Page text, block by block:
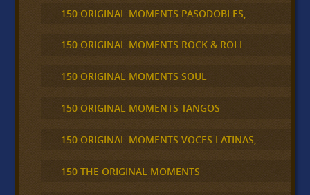
150 ORIGINAL MOMENTS PASODOBLES,
150 ORIGINAL MOMENTS ROCK & ROLL
150 ORIGINAL MOMENTS SOUL
150 ORIGINAL MOMENTS TANGOS
150 ORIGINAL MOMENTS VOCES LATINAS,
150 THE ORIGINAL MOMENTS